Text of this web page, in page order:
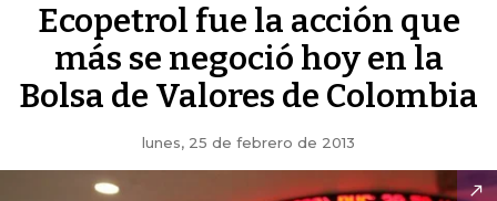
Ecopetrol fue la acción que
más se negoció hoy en la
Bolsa de Valores de Colombia
lunes, 25 de febrero de 2013